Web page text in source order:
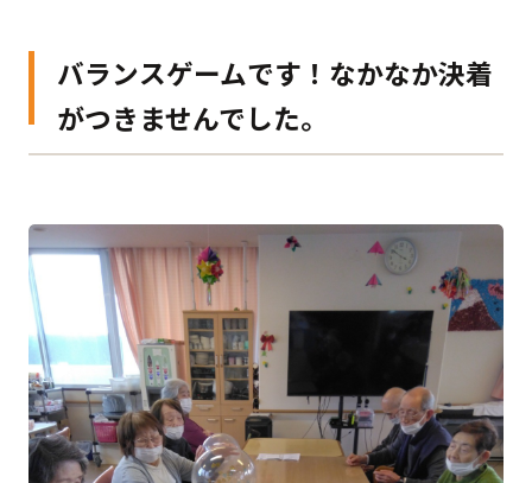
バランスゲームです！なかなか決着
がつきませんでした。